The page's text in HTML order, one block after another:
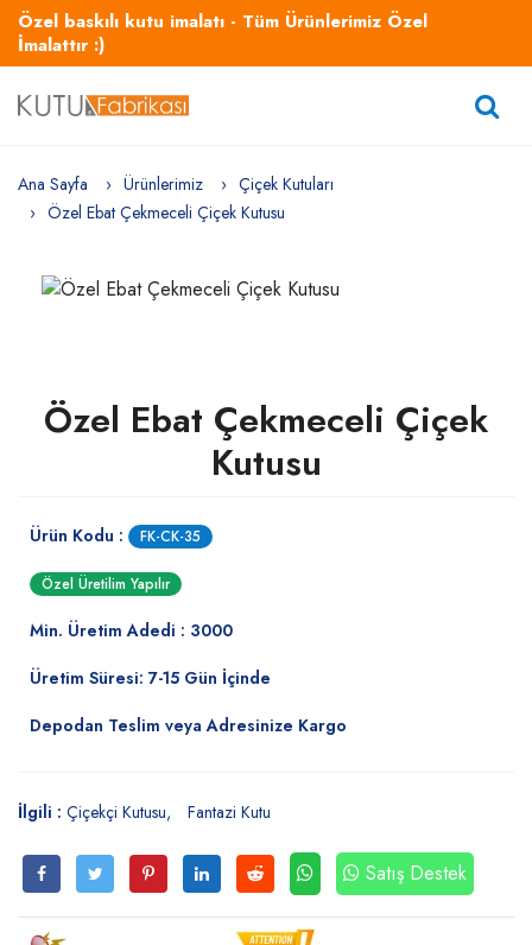
Özel baskılı kutu imalatı - Tüm Ürünlerimiz Özel
İmalattır :)
Ana Sayfa Ürünlerimiz
Çiçek Kutuları
Özel Ebat Çekmeceli Çiçek Kutusu
Özel Ebat Çekmeceli Çiçek
Kutusu
Ürün Kodu : FK-CK-35
Özel Üretilim Yapılır
Min. Üretim Adedi : 3000
Üretim Süresi: 7-15 Gün İçinde
Depodan Teslim veya Adresinize Kargo
İlgili : Çiçekçi Kutusu Fantazi Kutu
Satış Destek